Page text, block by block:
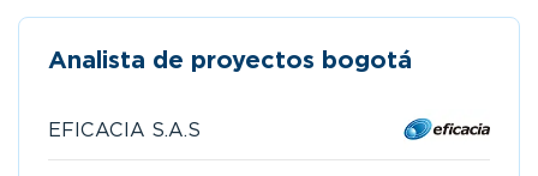
Analista de proyectos bogotá
EFICACIA S.A.S